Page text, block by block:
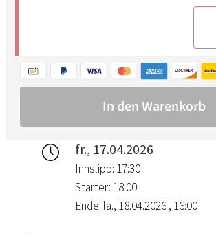
fr., 17.04.2026
Innslipp: 17:30
Starter: 18:00
Ende: la., 18.04.2026 , 16:00